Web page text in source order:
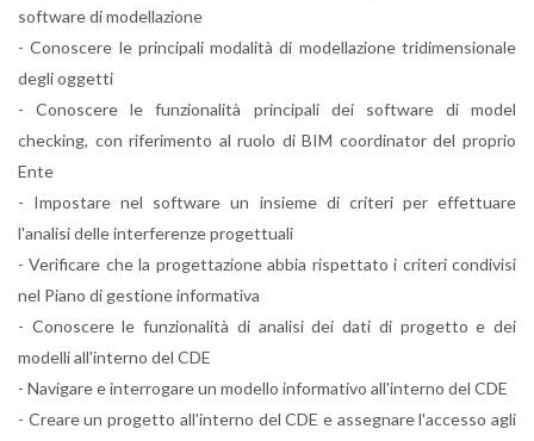
software di modellazione
- Conoscere le principali modalità di modellazione tridimensionale
degli oggetti
- Conoscere le funzionalità principali dei software di model
checking, con riferimento al ruolo di BIM coordinator del proprio
Ente
- Impostare nel software un insieme di criteri per effettuare
l'analisi delle interferenze progettuali
- Verificare che la progettazione abbia rispettato i criteri condivisi
nel Piano di gestione informativa
- Conoscere le funzionalità di analisi dei dati di progetto e dei
modelli all'interno del CDE
- Navigare e interrogare un modello informativo all'interno del CDE
- Creare un progetto all'interno del CDE e assegnare l'accesso agli